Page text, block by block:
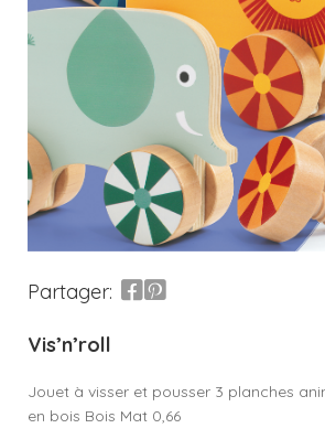
Partager:
Vis’n’roll
Jouet à visser et pousser 3 planches
en bois Bois Mat 0,66